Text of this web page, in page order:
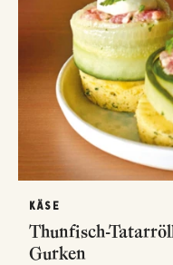
KÄSE
Thunfisch-
Gurken